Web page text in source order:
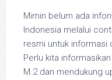
Mimin belum ada
Indonesia melalui
resmi untuk informasi
Perlu kita
M.2 dan mendukung